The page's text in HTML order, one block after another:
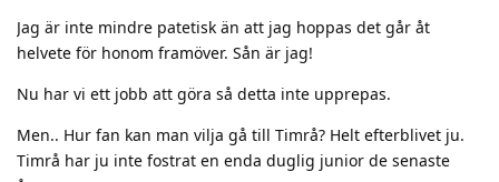
Jag är inte mindre patetisk än att jag hoppas det går åt
helvete för honom framöver. Sån är jag!
Nu har vi ett jobb att göra så detta inte upprepas.
Men.. Hur fan kan man vilja gå till Timrå? Helt efterblivet ju.
Timrå har ju inte fostrat en enda duglig junior de senaste